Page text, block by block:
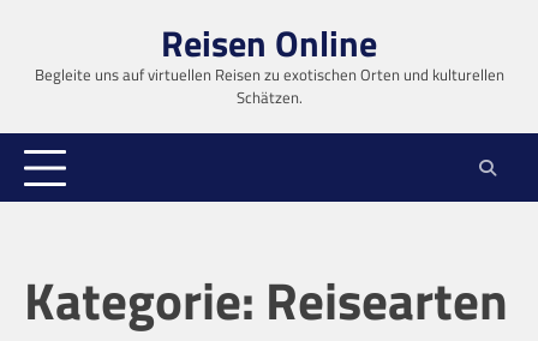
content
Reisen Online
Begleite uns auf virtuellen Reisen zu exotischen Orten und kulturellen
Schätzen.
Kategorie: Reisearten